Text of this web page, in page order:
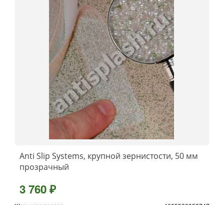
Anti Slip Systems, крупной зернистости, 50 мм
прозрачный
3 760 ₽